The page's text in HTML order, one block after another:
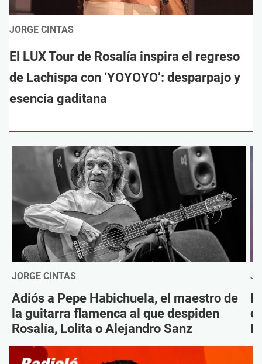
JORGE CINTAS
El LUX Tour de Rosalía inspira el regreso
de Lachispa con ‘YOYOYO’: desparpajo y
esencia gaditana
JORGE CINTAS
Adiós a Pepe Habichuela, el maestro de
la guitarra flamenca al que despiden
Rosalía, Lolita o Alejandro Sanz